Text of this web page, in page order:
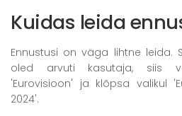
Kuidas leida
Ennustusi on väga lihtne leida.
oled arvuti kasutaja, siis
'Eurovisioon' ja klõpsa valikul
2024'.